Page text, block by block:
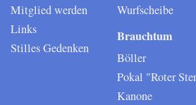
Mitglied werden
Links
Stilles Gedenken
Wurfscheibe
Brauchtum
Böller
Pokal "Roter
Kanone